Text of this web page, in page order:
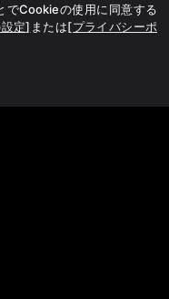
でCookieの使用に同意する
定] または[プライバシーポ